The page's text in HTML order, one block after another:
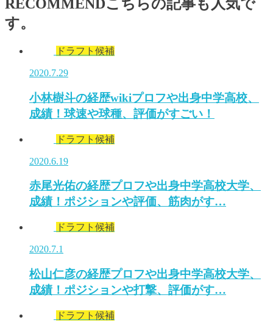
RECOMMENDこちらの記事も人気で
す。
ドラフト候補
2020.7.29
小林樹斗の経歴wikiプロフや出身中学高校、
成績！球速や球種、評価がすごい！
ドラフト候補
2020.6.19
赤尾光佑の経歴プロフや出身中学高校大学、
成績！ポジションや評価、筋肉がす…
ドラフト候補
2020.7.1
松山仁彦の経歴プロフや出身中学高校大学、
成績！ポジションや打撃、評価がす…
ドラフト候補